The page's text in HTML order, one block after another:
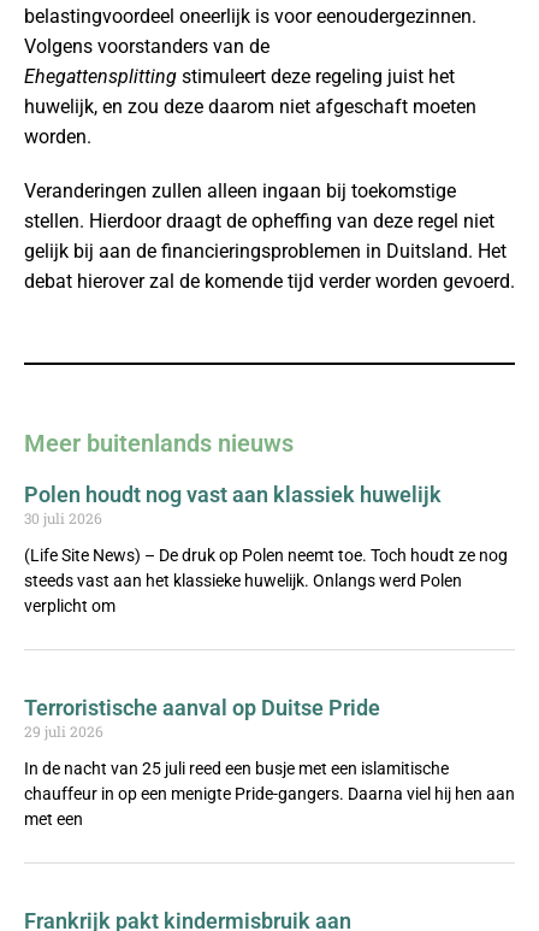
belastingvoordeel oneerlijk is voor eenoudergezinnen.
Volgens voorstanders van de
Ehegattensplitting stimuleert deze regeling juist het
huwelijk, en zou deze daarom niet afgeschaft moeten
worden.
Veranderingen zullen alleen ingaan bij toekomstige
stellen. Hierdoor draagt de opheffing van deze regel niet
gelijk bij aan de financieringsproblemen in Duitsland. Het
debat hierover zal de komende tijd verder worden gevoerd.
Meer buitenlands nieuws
Polen houdt nog vast aan klassiek huwelijk
30 juli 2026
(Life Site News) – De druk op Polen neemt toe. Toch houdt ze nog
steeds vast aan het klassieke huwelijk. Onlangs werd Polen
verplicht om
Terroristische aanval op Duitse Pride
29 juli 2026
In de nacht van 25 juli reed een busje met een islamitische
chauffeur in op een menigte Pride-gangers. Daarna viel hij hen aan
met een
Frankrijk pakt kindermisbruik aan